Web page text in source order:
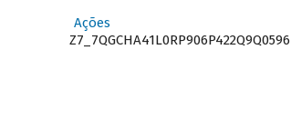
Ações
Z7_7QGCHA41L0RP906P422Q9Q0596